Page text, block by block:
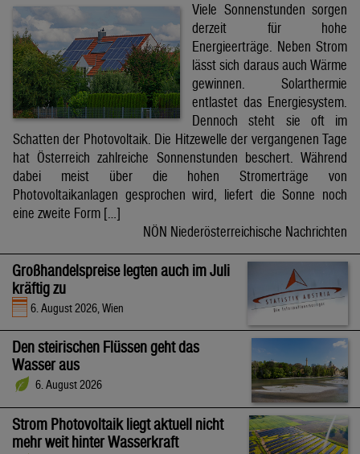
Viele Sonnenstunden sorgen
derzeit für hohe
Energieerträge. Neben Strom
lässt sich daraus auch Wärme
gewinnen. Solarthermie
entlastet das Energiesystem.
Dennoch steht sie oft im
Schatten der Photovoltaik. Die Hitzewelle der vergangenen Tage
hat Österreich zahlreiche Sonnenstunden beschert. Während
dabei meist über die hohen Stromerträge von
Photovoltaikanlagen gesprochen wird, liefert die Sonne noch
eine zweite Form […]
NÖN Niederösterreichische Nachrichten
Großhandelspreise legten auch im Juli
kräftig zu
6. August 2026, Wien
Den steirischen Flüssen geht das
Wasser aus
6. August 2026
Strom Photovoltaik liegt aktuell nicht
mehr weit hinter Wasserkraft